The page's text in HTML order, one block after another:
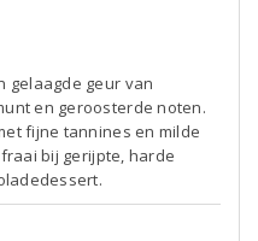
gelaagde geur van
en geroosterde noten.
fijne tannines en milde
bij gerijpte, harde